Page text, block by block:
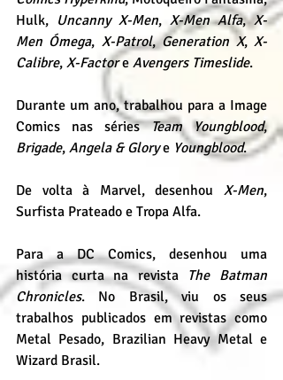
Hulk, Uncanny X-Men, X-Men Alfa, X-
Men Ómega, X-Patrol, Generation X, X-
Calibre, X-Factor e Avengers Timeslide.
Durante um ano, trabalhou para a Image
Comics nas séries Team Youngblood ,
Brigade, Angela & Glory e Youngblood.
De volta à Marvel, desenhou X-Men,
Surfista Prateado e Tropa Alfa.
Para a DC Comics, desenhou uma
história curta na revista The Batman
Chronicles. No Brasil, viu os seus
trabalhos publicados em revistas como
Metal Pesado, Brazilian Heavy Metal e
Wizard Brasil.